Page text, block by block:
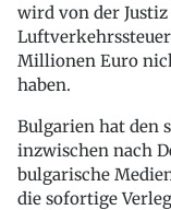
wird von der
Millionen Euro
haben.
Bulgarien hat den
inzwischen nach
bulgarische
die sofortige